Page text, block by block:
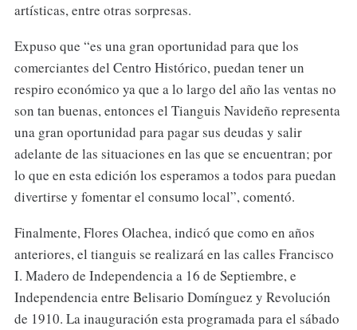
artísticas, entre otras sorpresas.
Expuso que “es una gran oportunidad para que los
comerciantes del Centro Histórico, puedan tener un
respiro económico ya que a lo largo del año las ventas no
son tan buenas, entonces el Tianguis Navideño representa
una gran oportunidad para pagar sus deudas y salir
adelante de las situaciones en las que se encuentran; por
lo que en esta edición los esperamos a todos para puedan
divertirse y fomentar el consumo local”, comentó.
Finalmente, Flores Olachea, indicó que como en años
anteriores, el tianguis se realizará en las calles Francisco
I. Madero de Independencia a 16 de Septiembre, e
Independencia entre Belisario Domínguez y Revolución
de 1910. La inauguración esta programada para el sábado